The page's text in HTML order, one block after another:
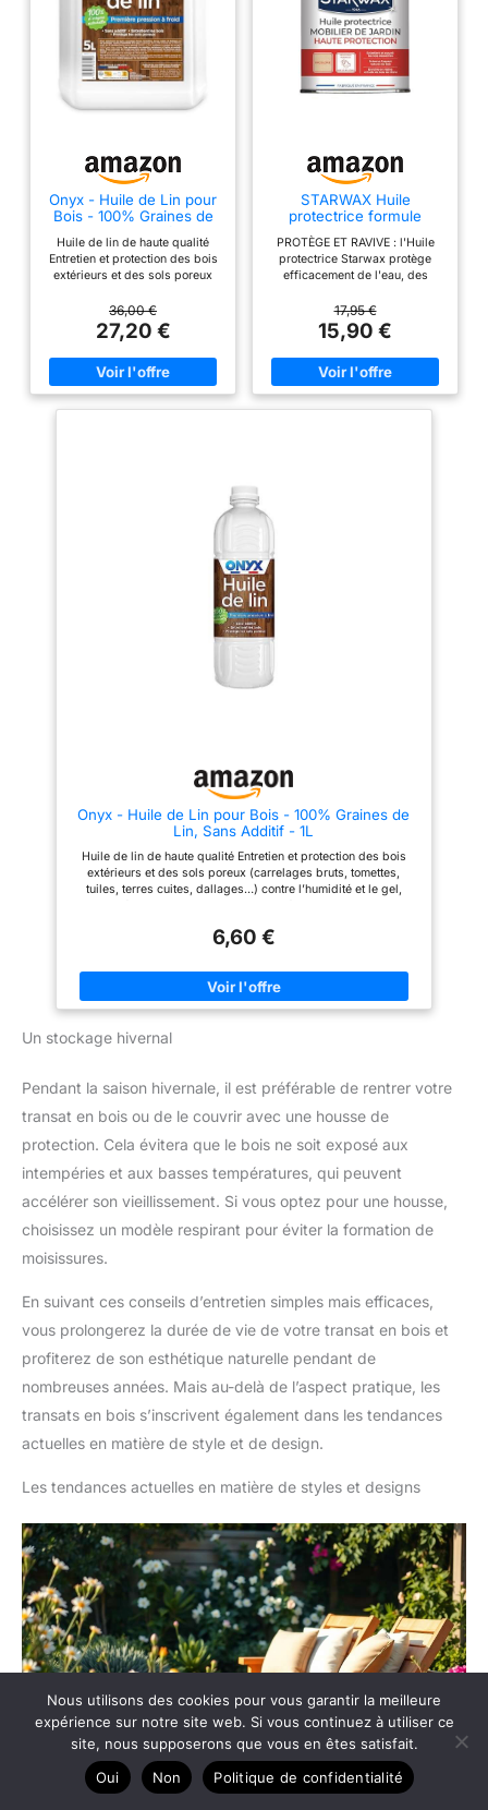
Onyx - Huile de Lin pour
Bois - 100% Graines de
Huile de lin de haute qualité
Entretien et protection des bois
extérieurs et des sols poreux
tuiles, terres cuites, dallages…)
contre l’humidité et le gel,
convient également pour
redonner de l’éclat aux bois
vernis et entretenir le linoléum
Également efficace pour
36,00 €
27,20 €
STARWAX Huile
protectrice formule
enrichie mobilier de
jardin en bois 500ml
PROTÈGE ET RAVIVE : l'Huile
protectrice Starwax protège
efficacement de l'eau, des
ravivant l'éclat des bois
desséchés et grisés. Conçue
pour les meubles de jardin en
bois européens ou exotiques.
ENRICHIE EN HUILE DE BOIS DE
CHINE : sa formule incolore,
résistance accrue aux éléments
appliquez. Laissez sécher 10 à
15 min, essuyez. Renouvelez 6h
même procédé en appliquant au
Emballages allégés en
17,95 €
15,90 €
Onyx - Huile de Lin pour Bois - 100% Graines de
Lin, Sans Additif - 1L
Huile de lin de haute qualité Entretien et protection des bois
extérieurs et des sols poreux (carrelages bruts, tomettes,
tuiles, terres cuites, dallages…) contre l’humidité et le gel,
mastics ou diluer les peintures à l’huile et enduits gras Conçue
pression à froid Produit de fabrication française, Onyx vous
fournit les produits essentiels pour l’entretien et le bricolage
depuis plus de 90 ans
6,60 €
Un stockage hivernal
Pendant la saison hivernale, il est préférable de rentrer votre
transat en bois ou de le couvrir avec une housse de
protection. Cela évitera que le bois ne soit exposé aux
intempéries et aux basses températures, qui peuvent
accélérer son vieillissement. Si vous optez pour une housse,
choisissez un modèle respirant pour éviter la formation de
moisissures.
En suivant ces conseils d’entretien simples mais efficaces,
vous prolongerez la durée de vie de votre transat en bois et
profiterez de son esthétique naturelle pendant de
nombreuses années. Mais au-delà de l’aspect pratique, les
transats en bois s’inscrivent également dans les tendances
actuelles en matière de style et de design.
Les tendances actuelles en matière de styles et designs
Nous utilisons des cookies pour vous garantir la meilleure
expérience sur notre site web. Si vous continuez à utiliser ce
site, nous supposerons que vous en êtes satisfait.
Oui
Non Politique de confidentialité